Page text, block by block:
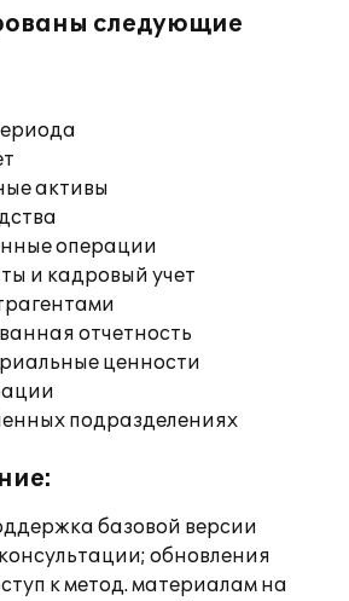
следующие
активы
операции
и кадровый учет
отчетность
ценности
подразделениях
базовой версии
обновления
к метод. материалам на